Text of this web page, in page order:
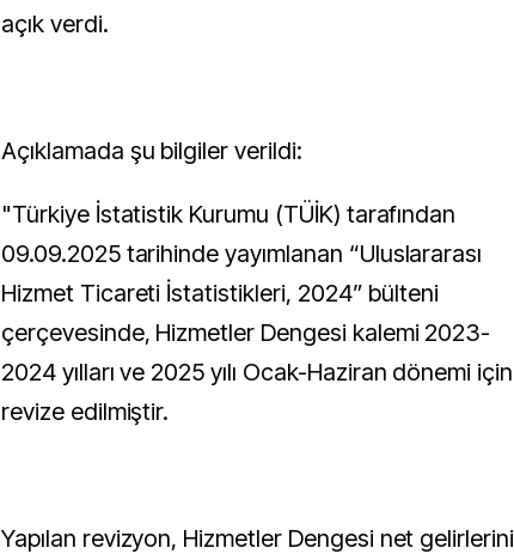
açık verdi.
Açıklamada şu bilgiler verildi:
"Türkiye İstatistik Kurumu (TÜİK) tarafından
09.09.2025 tarihinde yayımlanan “Uluslararası
Hizmet Ticareti İstatistikleri, 2024” bülteni
çerçevesinde, Hizmetler Dengesi kalemi 2023-
2024 yılları ve 2025 yılı Ocak-Haziran dönemi için
revize edilmiştir.
Yapılan revizyon, Hizmetler Dengesi net gelirlerini